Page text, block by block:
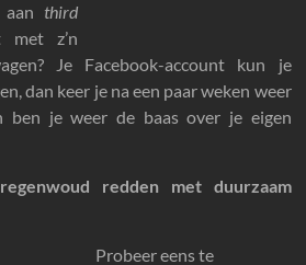
third
met z’n
Je Facebook-account kun je
dan keer je na een paar weken weer
ben je weer de baas over je eigen
redden met duurzaam
Probeer eens te